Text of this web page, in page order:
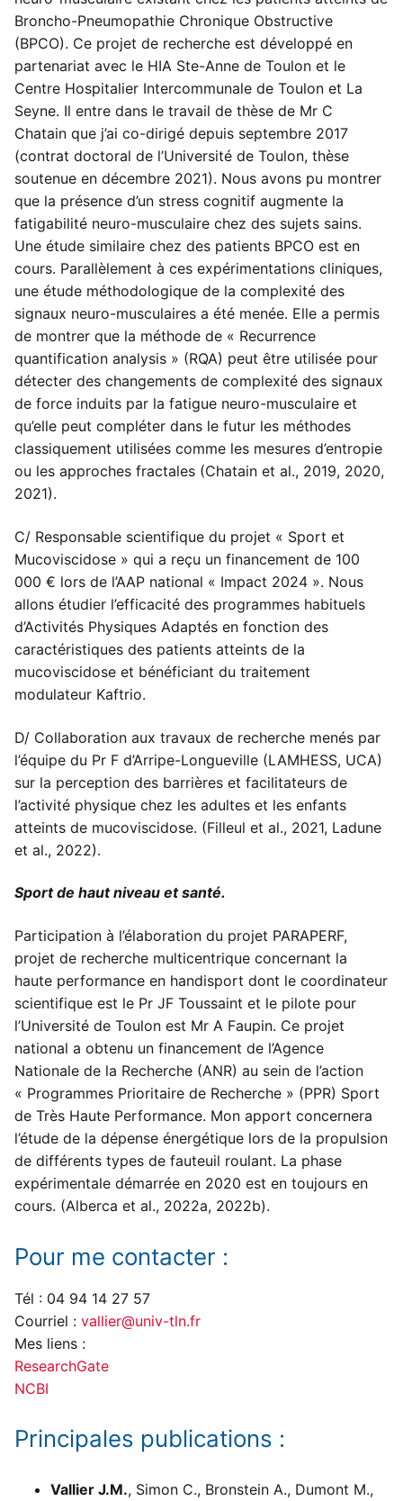
Broncho-Pneumopathie Chronique Obstructive
(BPCO). Ce projet de recherche est développé en
partenariat avec le HIA Ste-Anne de Toulon et le
Centre Hospitalier Intercommunale de Toulon et La
Seyne. Il entre dans le travail de thèse de Mr C
Chatain que j’ai co-dirigé depuis septembre 2017
(contrat doctoral de l’Université de Toulon, thèse
soutenue en décembre 2021). Nous avons pu montrer
que la présence d’un stress cognitif augmente la
fatigabilité neuro-musculaire chez des sujets sains.
Une étude similaire chez des patients BPCO est en
cours. Parallèlement à ces expérimentations cliniques,
une étude méthodologique de la complexité des
signaux neuro-musculaires a été menée. Elle a permis
de montrer que la méthode de « Recurrence
quantification analysis » (RQA) peut être utilisée pour
détecter des changements de complexité des signaux
de force induits par la fatigue neuro-musculaire et
qu’elle peut compléter dans le futur les méthodes
classiquement utilisées comme les mesures d’entropie
ou les approches fractales (Chatain et al., 2019, 2020,
2021).
C/ Responsable scientifique du projet « Sport et
Mucoviscidose » qui a reçu un financement de 100
000 € lors de l’AAP national « Impact 2024 ». Nous
allons étudier l’efficacité des programmes habituels
d’Activités Physiques Adaptés en fonction des
caractéristiques des patients atteints de la
mucoviscidose et bénéficiant du traitement
modulateur Kaftrio.
D/ Collaboration aux travaux de recherche menés par
l’équipe du Pr F d’Arripe-Longueville (LAMHESS, UCA)
sur la perception des barrières et facilitateurs de
l’activité physique chez les adultes et les enfants
atteints de mucoviscidose. (Filleul et al., 2021, Ladune
et al., 2022).
Sport de haut niveau et santé.
Participation à l’élaboration du projet PARAPERF,
projet de recherche multicentrique concernant la
haute performance en handisport dont le coordinateur
scientifique est le Pr JF Toussaint et le pilote pour
l’Université de Toulon est Mr A Faupin. Ce projet
national a obtenu un financement de l’Agence
Nationale de la Recherche (ANR) au sein de l’action
« Programmes Prioritaire de Recherche » (PPR) Sport
de Très Haute Performance. Mon apport concernera
l’étude de la dépense énergétique lors de la propulsion
de différents types de fauteuil roulant. La phase
expérimentale démarrée en 2020 est en toujours en
cours. (Alberca et al., 2022a, 2022b).
Pour me contacter :
Tél : 04 94 14 27 57
Courriel : vallier@univ-tln.fr
Mes liens :
ResearchGate
NCBI
Principales publications :
Vallier J.M., Simon C., Bronstein A., Dumont M.,